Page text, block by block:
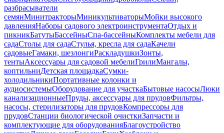
разбрасыватели
семянМинитракторыМиникультиваторыМойки высокого
давленияНаборы садового электроинструментаОтдых и
пикникБатутыБассейныСпа-бассейныКомплекты мебели для
садаСтолы для садаСтулья, кресла для садаКачели
садовыеГамаки, шезлонгиРаскладушкиЗонты,
тентыАксессуары для садовой мебелиГрилиМангалы,
коптильниДетская площадкаСумки-
холодильникиПортативные колонки и
аудиосистемыОборудование для участкаБытовые насосыЛюки
канализационныеПруды, аксессуары для прудовФильтры,
насосы, стерилизаторы для прудовКомпрессоры для
прудовСтанции биологической очисткиЗапчасти и
комплектующие для оборудованияБлагоустройство